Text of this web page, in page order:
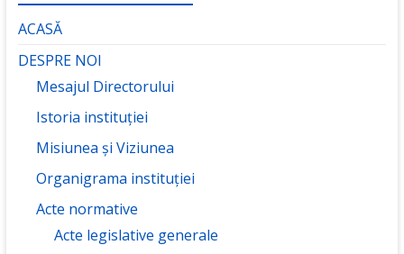
ACASĂ
DESPRE NOI
Mesajul Directorului
Istoria instituției
Misiunea și Viziunea
Organigrama instituției
Acte normative
Acte legislative generale